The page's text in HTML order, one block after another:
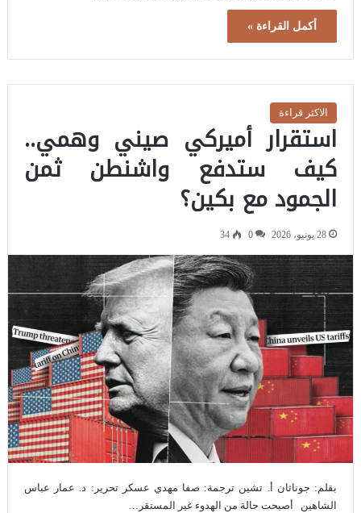
أكمل القراءة »
الاكثر قراءة
استقرار أميركي صيني وهمي..
كيف ستدفع واشنطن ثمن
الجمود مع بكين؟
28 يونيو، 2026 0
34
بقلم: جوناثان أ. تشين ترجمة: صفا مهدي عسكر تحرير: د. عمار عباس
الشاهين أصبحت حالة من الهدوء غير المستقر…